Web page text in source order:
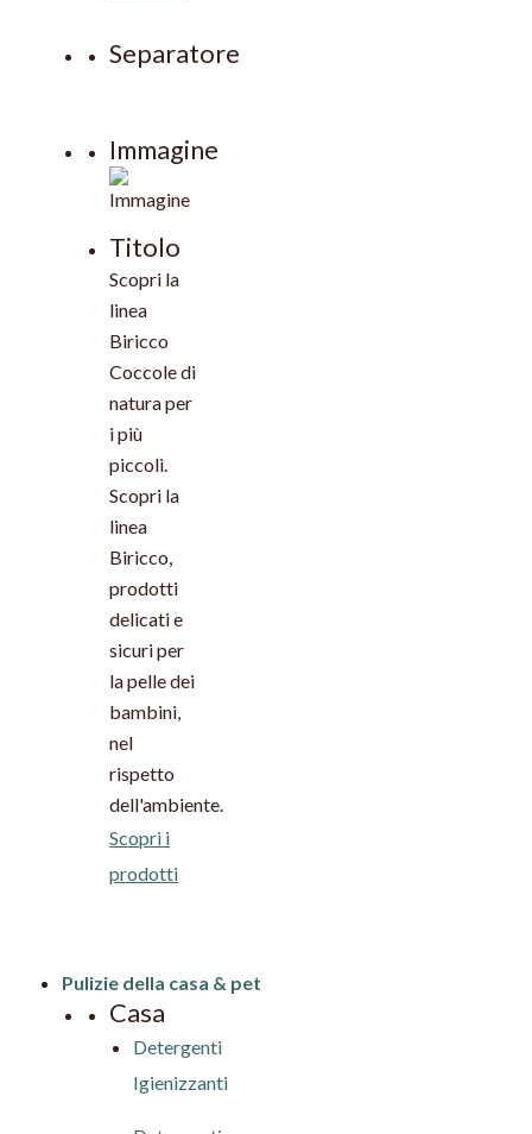
Separatore
Immagine
Titolo
Scopri la
linea
Biricco
Coccole di
natura per
i più
piccoli.
Scopri la
linea
Biricco,
prodotti
delicati e
sicuri per
la pelle dei
bambini,
nel
rispetto
dell'ambiente.
Scopri i
prodotti
Pulizie della casa & pet
Casa
Detergenti
Igienizzanti